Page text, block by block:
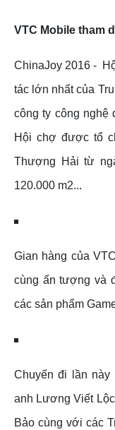
VTC Mobile tham
ChinaJoy 2016 -
tác lớn nhất của
công ty công nghệ
Hội chợ được tổ
Thượng Hải từ
120.000 m2...
Gian hàng của
cùng ấn tượng và
các sản phẩm
Chuyến đi lần
anh Lương Viết
Bảo cùng với các